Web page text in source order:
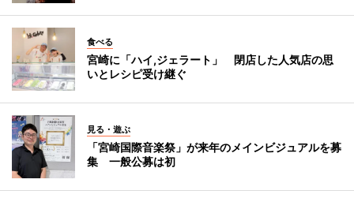
食べる
宮崎に「ハイ,ジェラート」 閉店した人気店の思
いとレシピ受け継ぐ
見る・遊ぶ
「宮崎国際音楽祭」が来年のメインビジュアルを募
集 一般公募は初